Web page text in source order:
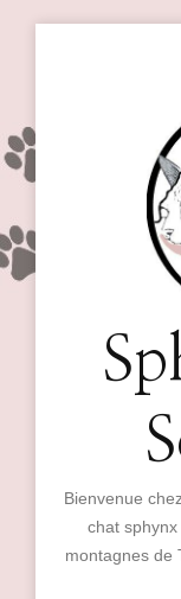
Bienvenue
chat
montagnes de